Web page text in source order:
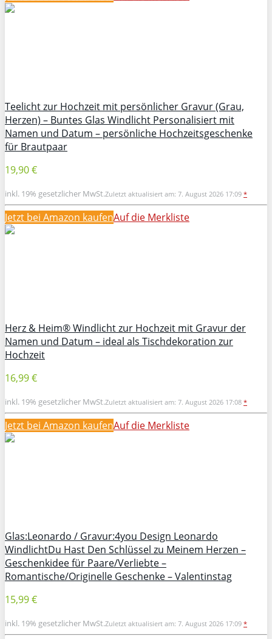
Teelicht zur Hochzeit mit persönlicher Gravur (Grau,
Herzen) – Buntes Glas Windlicht Personalisiert mit
Namen und Datum – persönliche Hochzeitsgeschenke
für Brautpaar
19,90 €
inkl. 19% gesetzlicher MwSt.Zuletzt aktualisiert am: 7. August 2026 17:09 *
Jetzt bei Amazon kaufenAuf die Merkliste
Herz & Heim® Windlicht zur Hochzeit mit Gravur der
Namen und Datum – ideal als Tischdekoration zur
Hochzeit
16,99 €
inkl. 19% gesetzlicher MwSt.Zuletzt aktualisiert am: 7. August 2026 17:08 *
Jetzt bei Amazon kaufenAuf die Merkliste
Glas:Leonardo / Gravur:4you Design Leonardo
WindlichtDu Hast Den Schlüssel zu Meinem Herzen –
Geschenkidee für Paare/Verliebte –
Romantische/Originelle Geschenke – Valentinstag
15,99 €
inkl. 19% gesetzlicher MwSt.Zuletzt aktualisiert am: 7. August 2026 17:09 *